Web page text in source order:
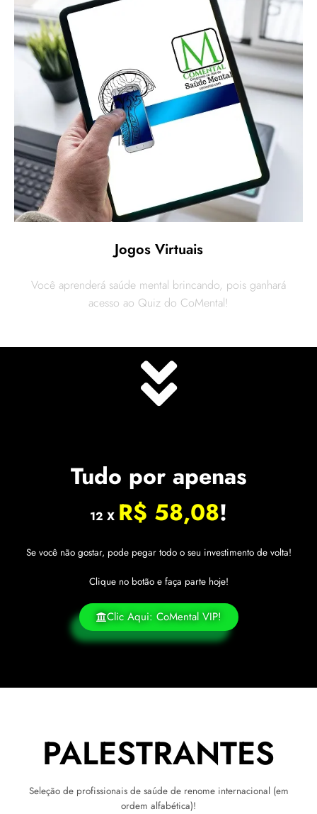
Jogos Virtuais
Você aprenderá saúde mental brincando, pois ganhará
acesso ao Quiz do CoMental!
Tudo por apenas
12 X R$ 58,08!
Se você não gostar, pode pegar todo o seu investimento de volta!
Clique no botão e faça parte hoje!
Clic Aqui: CoMental VIP!
PALESTRANTES
Seleção de profissionais de saúde de renome internacional (em
ordem alfabética)!